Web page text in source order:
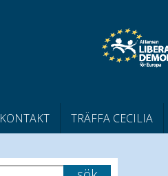
KONTAKT TRÄFFA CECILIA